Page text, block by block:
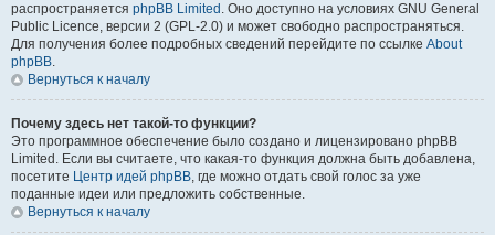
распространяется phpBB Limited . Оно доступно на условиях GNU General
Public Licence, версии 2 (GPL-2.0) и может свободно распространяться.
Для получения более подробных сведений перейдите по ссылке About
phpBB.
Вернуться к началу
Почему здесь нет такой-то функции?
Это программное обеспечение было создано и лицензировано phpBB
Limited. Если вы считаете, что какая-то функция должна быть добавлена,
посетите Центр идей phpBB, где можно отдать свой голос за уже
поданные идеи или предложить собственные.
Вернуться к началу